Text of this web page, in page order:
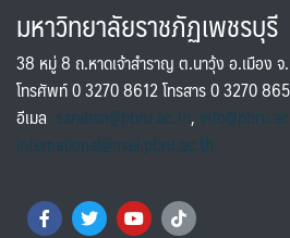
มหาวิทยาลัยราชภัฏเพชรบุรี
38 หมู่ 8 ถ.หาดเจ้าสำราญ ต.นาวุ้ง อ.เมือง
โทรศัพท์ 0 3270 8612 โทรสาร 0 3270
อีเมล saraban@pbru.ac.th,
international@mail.pbru.ac.th